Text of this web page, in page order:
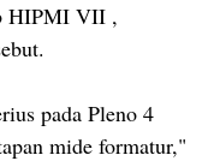
HIPMI VII ,
pada Pleno 4
mide formatur,"